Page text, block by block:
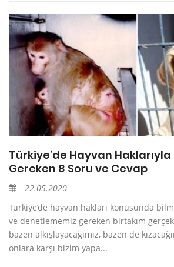
Türkiye’de Hayvan
Gereken 8 Soru ve Cevap
22.05.2020
Türkiye’de hayvan hakları konusunda
ve denetlememiz gereken birtakım
bazen alkışlayacağımız, bazen de
onlara karşı bizim yapa...